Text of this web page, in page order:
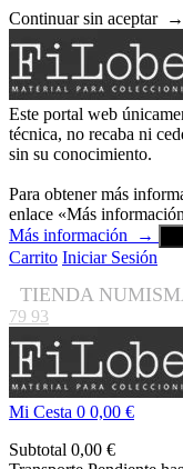
Continuar sin aceptar →
Este portal web
técnica, no recaba ni
sin su conocimiento.
Para obtener más
enlace «Más
Más información
→
Carrito Iniciar Sesión
TIENDA
79 93
Mi Cesta 0 0,00 €
Subtotal 0,00 €